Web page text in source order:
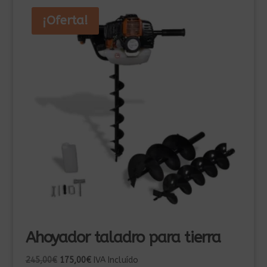
¡Oferta!
Ahoyador taladro para tierra
245,00€ El
175,00€ElIVA Incluído